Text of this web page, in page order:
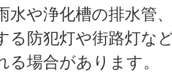
水や浄化槽の排水管
る防犯灯や街路灯な
る場合があります。